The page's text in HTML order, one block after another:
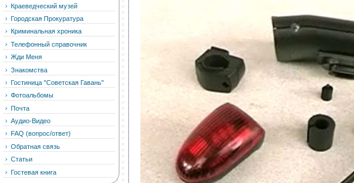
Краеведческий музей
Городская Прокуратура
Криминальная хроника
Телефонный справочник
Жди Меня
Знакомства
Гостиница "Советская Гавань"
Фотоальбомы
Почта
Аудио-Видео
FAQ (вопрос/ответ)
Обратная связь
Статьи
Гостевая книга